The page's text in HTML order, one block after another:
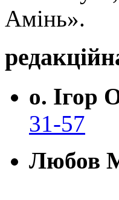
Амінь».
о. Ігор
31-57
Любов